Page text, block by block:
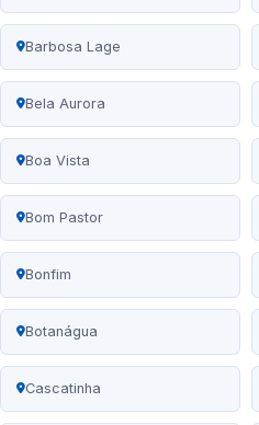
Barbosa Lage
Bela Aurora
Boa Vista
Bom Pastor
Bonfim
Botanágua
Cascatinha